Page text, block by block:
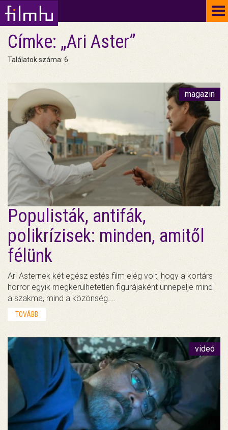
Címke: „Ari Aster”
Találatok száma: 6
magazin
Populisták, antifák,
polikrízisek: minden, amitől
félünk
Ari Asternek két egész estés film elég volt, hogy a kortárs
horror egyik megkerülhetetlen figurájaként ünnepelje mind
a szakma, mind a közönség.…
TOVÁBB
videó